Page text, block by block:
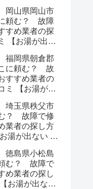
岡山県岡山市
頼む？ 故障
すめ業者の探
【お湯が出な
岡県朝倉郡
に頼む？ 故
すすめ業者の
ミ 【お湯が出
埼玉県秩父市
？ 故障で修
業者の探し方
湯が出ない 水
島県小松島
む？ 故障で
め業者の探し
お湯が出ない